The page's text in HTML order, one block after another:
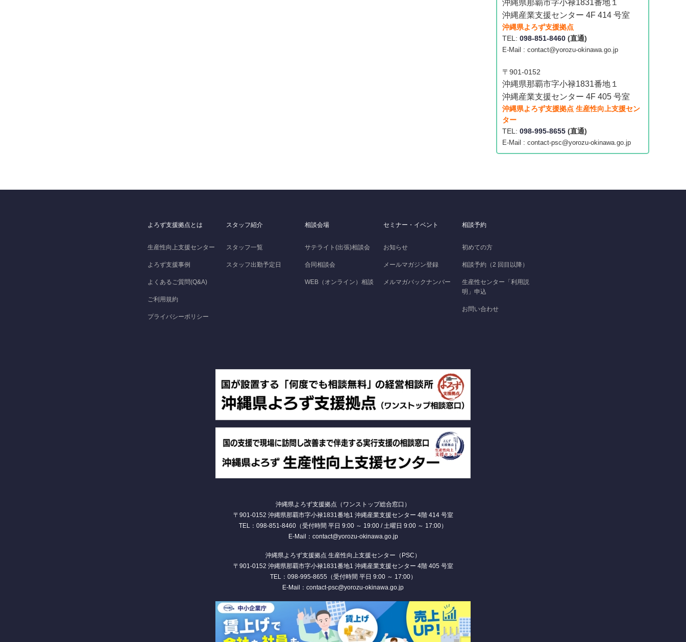
沖縄県那覇市字小禄1831番地１
沖縄産業支援センター 4F 414 号室
沖縄県よろず支援拠点
TEL: 098-851-8460 (直通)
E-Mail : contact@yorozu-okinawa.go.jp
〒901-0152
沖縄県那覇市字小禄1831番地１
沖縄産業支援センター 4F 405 号室
沖縄県よろず支援拠点 生産性向上支援セン
ター
TEL: 098-995-8655 (直通)
E-Mail : contact-psc@yorozu-okinawa.go.jp
よろず支援拠点とは
生産性向上支援センター
よろず支援事例
よくあるご質問(Q&A)
ご利用規約
プライバシーポリシー
スタッフ紹介
スタッフ一覧
スタッフ出勤予定日
相談会場
サテライト(出張)相談会
合同相談会
WEB（オンライン）相談
セミナー・イベント
お知らせ
メールマガジン登録
メルマガバックナンバー
相談予約
初めての方
相談予約（2 回目以降）
生産性センター「利用説
明」申込
お問い合わせ
沖縄県よろず支援拠点（ワンストップ総合窓口）
〒901-0152 沖縄県那覇市字小禄1831番地1 沖縄産業支援センター 4階 414 号室
TEL：098-851-8460（受付時間 平日 9:00 ～ 19:00 / 土曜日 9:00 ～ 17:00）
E-Mail：contact@yorozu-okinawa.go.jp
沖縄県よろず支援拠点 生産性向上支援センター（PSC）
〒901-0152 沖縄県那覇市字小禄1831番地1 沖縄産業支援センター 4階 405 号室
TEL：098-995-8655（受付時間 平日 9:00 ～ 17:00）
E-Mail：contact-psc@yorozu-okinawa.go.jp